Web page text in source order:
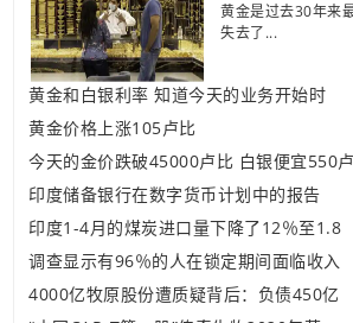
黄金是过去30年来
失去了...
黄金和白银利率 知道今天的业务开始时
黄金价格上涨105卢比
今天的金价跌破45000卢比 白银便宜550
印度储备银行在数字货币计划中的报告
印度1-4月的煤炭进口量下降了12％至1.8
调查显示有96％的人在锁定期间面临收入
4000亿牧原股份遭质疑背后：负债450亿